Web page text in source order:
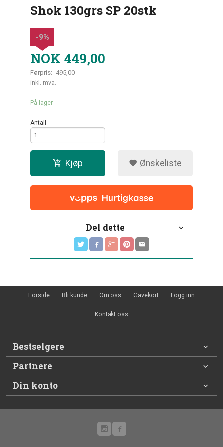
Shok 130grs SP 20stk
NOK 449,00
Førpris: 495,00
Rabatt
-9%
inkl. mva.
På lager
Antall
Kjøp Ønskeliste
Del dette
Forside Bli kunde Om oss Gavekort Logg inn
Kontakt oss
Bestselgere
Partnere
Din konto